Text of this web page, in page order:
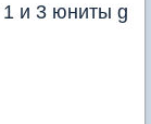
1 и 3 юниты g